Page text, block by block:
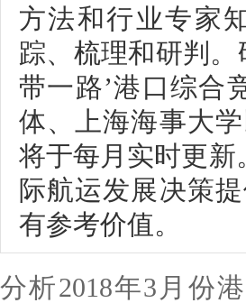
方法和行业专家
踪、梳理和研判。
带一路’港口综合
体、上海海事大
将于每月实时更新
际航运发展决策
有参考价值。
分析2018年3月份